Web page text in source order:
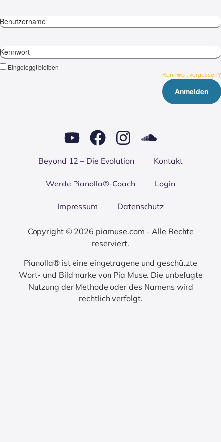
Benutzername
Kennwort
Eingeloggt bleiben
Kennwort vergessen?
Bey­ond 12 – Die Evo­lu­ti­on Kon­takt
Wer­de Pianolla®-Coach Log­in
Impres­sum Daten­schutz
Copyright © 2026 piamuse.com - Alle Rechte
reserviert.
Pianolla® ist eine eingetragene und geschützte
Wort- und Bildmarke von Pia Muse. Die unbefugte
Nutzung der Methode oder des Namens wird
rechtlich verfolgt.